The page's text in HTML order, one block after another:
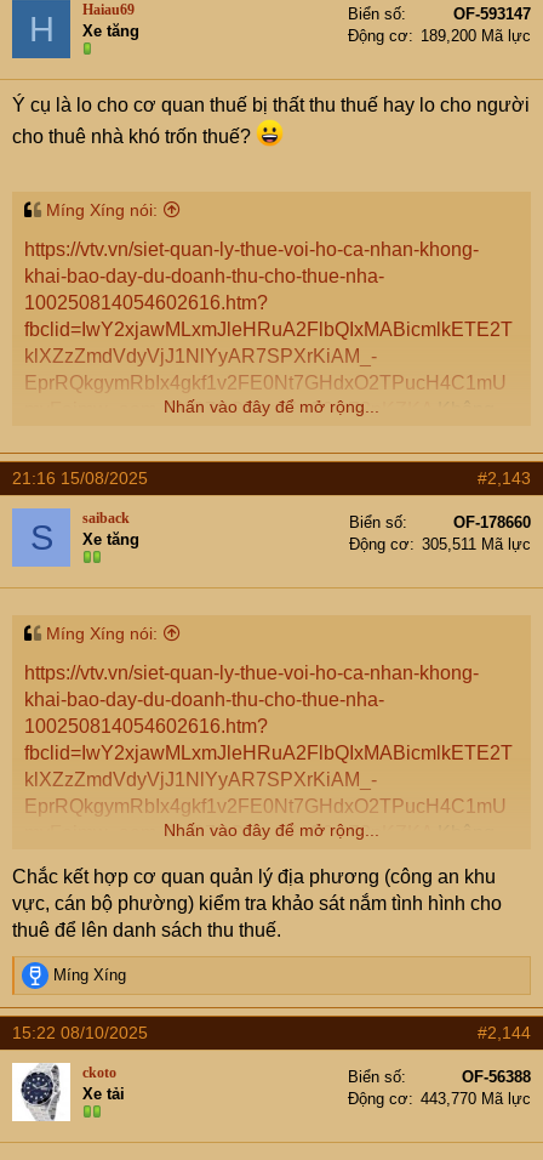
H Haiau69
Xe tăng
Biển số
OF-593147
Động cơ
189,200 Mã lực
Ý cụ là lo cho cơ quan thuế bị thất thu thuế hay lo cho người
cho thuê nhà khó trốn thuế?
Míng Xíng nói:
https://vtv.vn/siet-quan-ly-thue-voi-ho-ca-nhan-khong-
khai-bao-day-du-doanh-thu-cho-thue-nha-
100250814054602616.htm?
fbclid=IwY2xjawMLxmJleHRuA2FlbQIxMABicmlkETE2T
klXZzZmdVdyVjJ1NlYyAR7SPXrKiAM_-
EprRQkgymRbIx4gkf1v2FE0Nt7GHdxO2TPucH4C1mU
myFeimw_aem_3XS7SQMwzYw50xtZ3pKZKA
Nhấn vào đây để mở rộng...
21:16 15/08/2025 #2,143
S saiback
Xe tăng
Biển số
OF-178660
Động cơ
305,511 Mã lực
Míng Xíng nói:
https://vtv.vn/siet-quan-ly-thue-voi-ho-ca-nhan-khong-
khai-bao-day-du-doanh-thu-cho-thue-nha-
100250814054602616.htm?
fbclid=IwY2xjawMLxmJleHRuA2FlbQIxMABicmlkETE2T
klXZzZmdVdyVjJ1NlYyAR7SPXrKiAM_-
EprRQkgymRbIx4gkf1v2FE0Nt7GHdxO2TPucH4C1mU
myFeimw_aem_3XS7SQMwzYw50xtZ3pKZKA
Nhấn vào đây để mở rộng...
Chắc kết hợp cơ quan quản lý địa phương (công an khu
vực, cán bộ phường) kiểm tra khảo sát nắm tình hình cho
thuê để lên danh sách thu thuế.
R
e
a
c
t
i
o
n
s
Míng Xíng
15:22 08/10/2025 #2,144
ckoto
Xe tải
Biển số
OF-56388
Động cơ
443,770 Mã lực